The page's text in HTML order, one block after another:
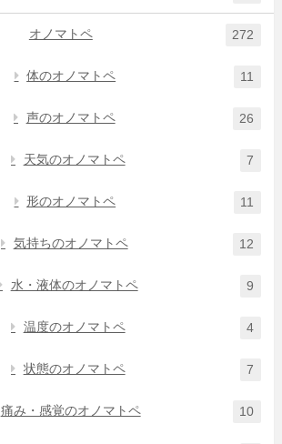
オノマトペ 272
体のオノマトペ 11
声のオノマトペ 26
天気のオノマトペ 7
形のオノマトペ 11
気持ちのオノマトペ 12
水・液体のオノマトペ 9
温度のオノマトペ 4
状態のオノマトペ 7
痛み・感覚のオノマトペ 10